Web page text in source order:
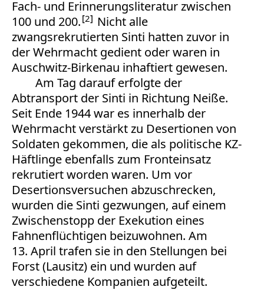
Fach- und Erinnerungsliteratur zwischen
100 und 200. 2
Nicht alle
zwangsrekrutierten Sinti hatten zuvor in
der Wehrmacht gedient oder waren in
Auschwitz-Birkenau inhaftiert gewesen.
Am Tag darauf erfolgte der
Abtransport der Sinti in Richtung Neiße.
Seit Ende 1944 war es innerhalb der
Wehrmacht verstärkt zu Desertionen von
Soldaten gekommen, die als politische KZ-
Häftlinge ebenfalls zum Fronteinsatz
rekrutiert worden waren. Um vor
Desertionsversuchen abzuschrecken,
wurden die Sinti gezwungen, auf einem
Zwischenstopp der Exekution eines
Fahnenflüchtigen beizuwohnen. Am
13. April trafen sie in den Stellungen bei
Forst (Lausitz) ein und wurden auf
verschiedene Kompanien aufgeteilt.